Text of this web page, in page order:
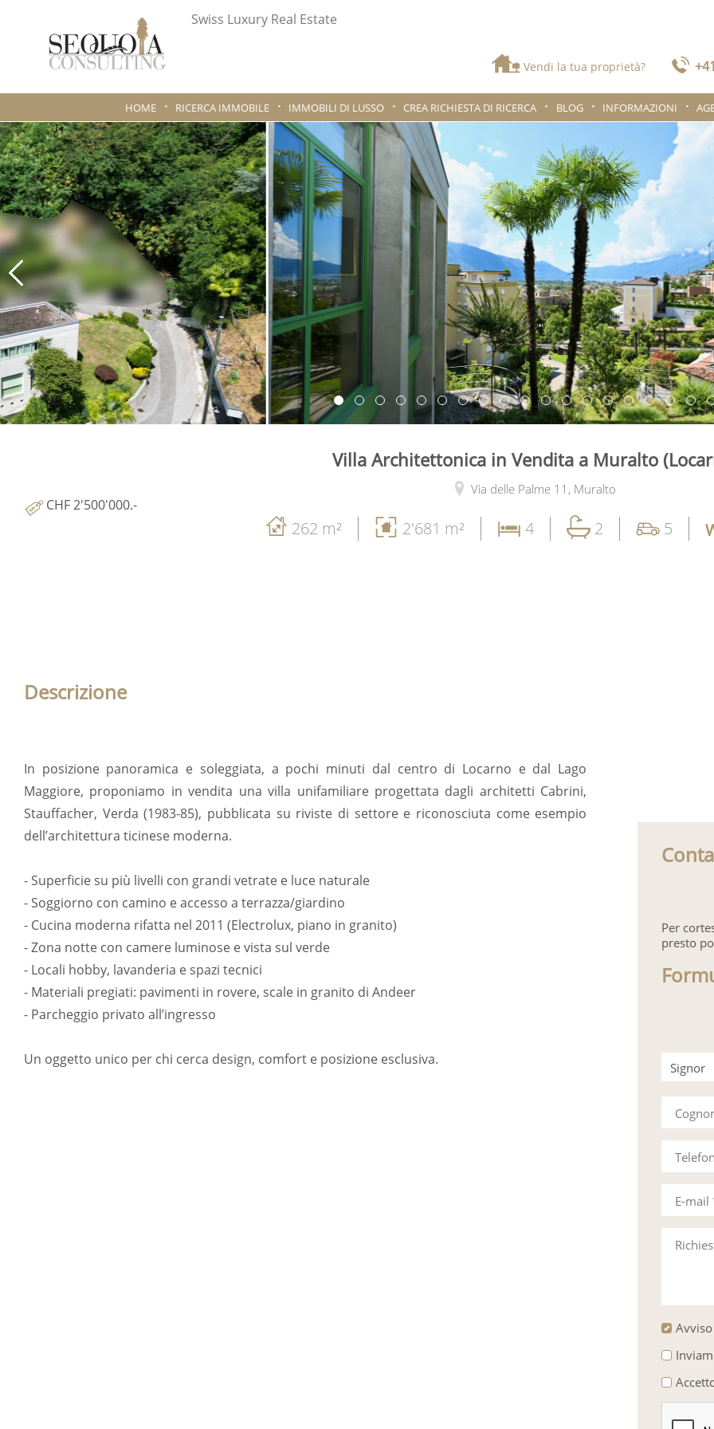
Swiss Luxury Real Estate
Vendi la tua proprietà?
HOME RICERCA IMMOBILE IMMOBILI DI LUSSO CREA RICHIESTA DI RICERCA BLOG INFORMAZIONI
Villa Architettonica in Vendita a Muralto
Via delle Palme 11, Muralto
CHF 2'500'000.-
262 m² 2'681 m² 4 2 5
Descrizione
In posizione panoramica e soleggiata, a pochi minuti dal centro di Locarno e dal Lago
Maggiore, proponiamo in vendita una villa unifamiliare progettata dagli architetti Cabrini,
Stauffacher, Verda (1983-85), pubblicata su riviste di settore e riconosciuta come esempio
dell’architettura ticinese moderna.
- Superficie su più livelli con grandi vetrate e luce naturale
- Soggiorno con camino e accesso a terrazza/giardino
- Cucina moderna rifatta nel 2011 (Electrolux, piano in granito)
- Zona notte con camere luminose e vista sul verde
- Locali hobby, lavanderia e spazi tecnici
- Materiali pregiati: pavimenti in rovere, scale in granito di Andeer
- Parcheggio privato all’ingresso
Un oggetto unico per chi cerca design, comfort e posizione esclusiva.
Per
presto
Signor
Signora
E-mail